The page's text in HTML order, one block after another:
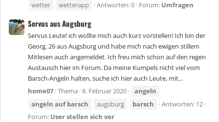
wetter
wetterapp Antworten: 0 Forum: Umfragen
Servus aus Augsburg
Servus Leute! ich wollte mich auch kurz vorstellen! Ich bin der
Georg, 26 aus Augsburg und habe mich nach ewigen stillem
Mitlesen auch angemeldet. Ich freu mich schon auf den regen
Austausch hier im Forum. Da meine Kumpels nicht viel vom
Barsch-Angeln halten, suche ich hier auch Leute, mit...
home07 Thema 8. Februar 2020
angeln
angeln auf barsch augsburg barsch
Antworten: 12
Forum: User stellen sich vor